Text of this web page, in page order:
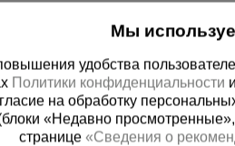
Мы
удобства
Политики конфиденциальности и
на обработку
«Недавно
странице «Сведения о